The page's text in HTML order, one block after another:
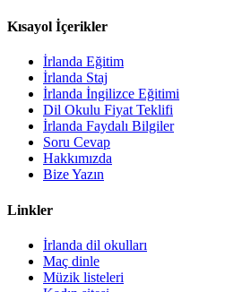
Kısayol İçerikler
İrlanda Eğitim
İrlanda Staj
İrlanda İngilizce Eğitimi
Dil Okulu Fiyat Teklifi
İrlanda Faydalı Bilgiler
Soru Cevap
Hakkımızda
Bize Yazın
Linkler
İrlanda dil okulları
Maç dinle
Müzik listeleri